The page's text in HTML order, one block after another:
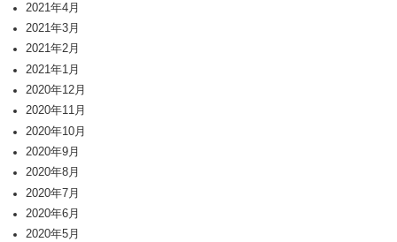
2021年4月
2021年3月
2021年2月
2021年1月
2020年12月
2020年11月
2020年10月
2020年9月
2020年8月
2020年7月
2020年6月
2020年5月